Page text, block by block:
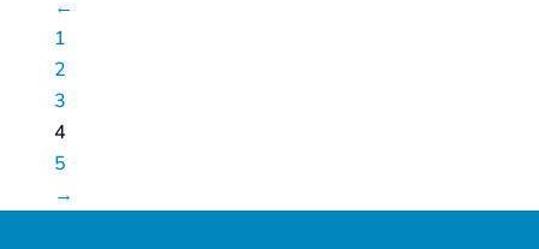
←
1
2
3
4
5
→